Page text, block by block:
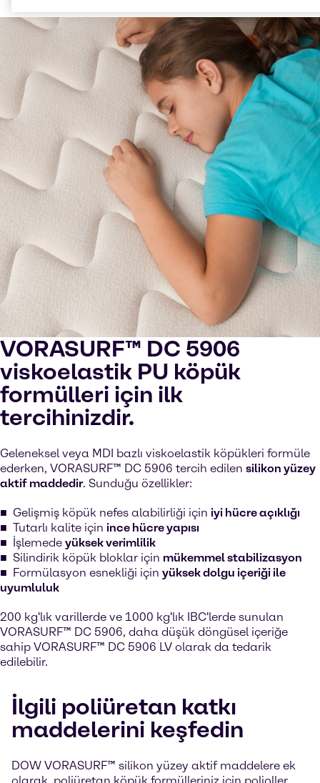
VORASURF™ DC 5906
viskoelastik PU köpük
formülleri için ilk
tercihinizdir.
Geleneksel veya MDI bazlı viskoelastik köpükleri formüle
ederken, VORASURF™ DC 5906 tercih edilen silikon yüzey
aktif maddedir. Sunduğu özellikler:
Gelişmiş köpük nefes alabilirliği için iyi hücre açıklığı
Tutarlı kalite için ince hücre yapısı
İşlemede yüksek verimlilik
Silindirik köpük bloklar için mükemmel stabilizasyon
Formülasyon esnekliği için yüksek dolgu içeriği ile
uyumluluk
200 kg'lık varillerde ve 1000 kg'lık IBC'lerde sunulan
VORASURF™ DC 5906, daha düşük döngüsel içeriğe
sahip VORASURF™ DC 5906 LV olarak da tedarik
edilebilir.
İlgili poliüretan katkı
maddelerini keşfedin
DOW VORASURF™ silikon yüzey aktif maddelere ek